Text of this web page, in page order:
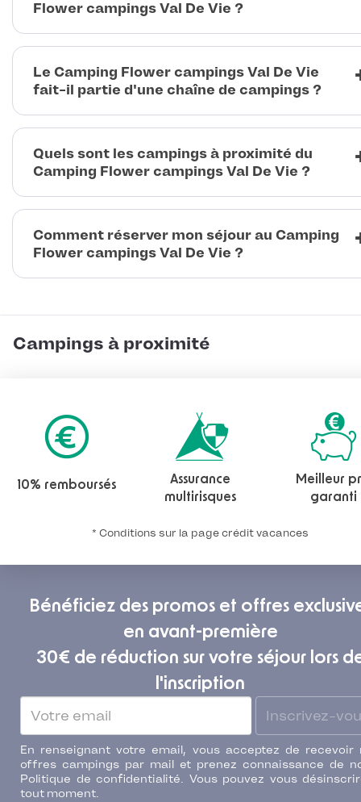
Flower campings Val De Vie ?
Le Camping Flower campings Val De Vie
fait-il partie d'une chaîne de campings ?
Quels sont les campings à proximité du
Camping Flower campings Val De Vie ?
Comment réserver mon séjour au Camping
Flower campings Val De Vie ?
Campings à proximité
10% remboursés
Assurance
multirisques
Meilleur
garanti
* Conditions sur la page crédit vacances
Bénéficiez des promos et offres
en avant-première
30€ de réduction sur votre séjour lors
l'inscription
Inscrivez-
En renseignant votre email, vous acceptez de recevoir
offres campings par mail et prenez connaissance de
Politique de confidentialité. Vous pouvez vous
tout moment.